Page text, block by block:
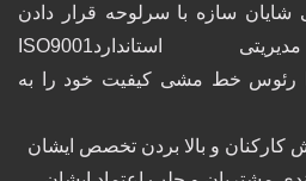
سازه با سرلوحه قرار دادن
الگو های مدیریتی استانداردISO9001
ISO14001,OHSAS18001 رئوس خط مشی کیفیت خود را به